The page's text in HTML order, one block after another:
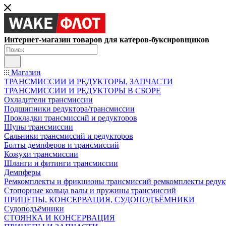
Интернет-магазин товаров для катеров-буксировщиков
Магазин
ТРАНСМИССИИ И РЕДУКТОРЫ, ЗАПЧАСТИ
ТРАНСМИССИИ И РЕДУКТОРЫ В СБОРЕ
Охладители трансмиссии
Подшипники редуктора/трансмиссии
Прокладки трансмиссий и редукторов
Щупы трансмиссии
Сальники трансмиссий и редукторов
Болты демпферов и трансмиссий
Кожухи трансмиссии
Шланги и фитинги трансмиссии
Демпферы
Ремкомплекты и фрикционы трансмиссий ремкомплекты
Стопорные кольца валы и пружины трансмиссий
ПРИЦЕПЫ, КОНСЕРВАЦИЯ, СУДОПОДЪЁМНИКИ
Судоподъёмники
СТОЯНКА И КОНСЕРВАЦИЯ